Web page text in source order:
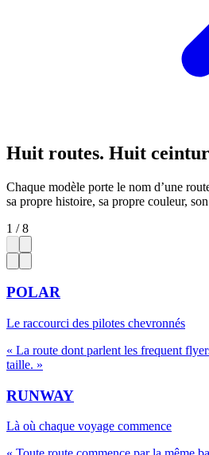
Huit routes. Huit
Chaque modèle porte le nom d’une
sa propre histoire, sa propre couleur,
1 /8
POLAR
Le raccourci des pilotes chevronnés
« La route dont parlent les frequent
taille. »
RUNWAY
Là où chaque voyage commence